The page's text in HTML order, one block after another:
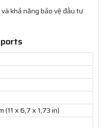
khả năng bảo vệ đầu tư
x 6,7 x 1,73 in)